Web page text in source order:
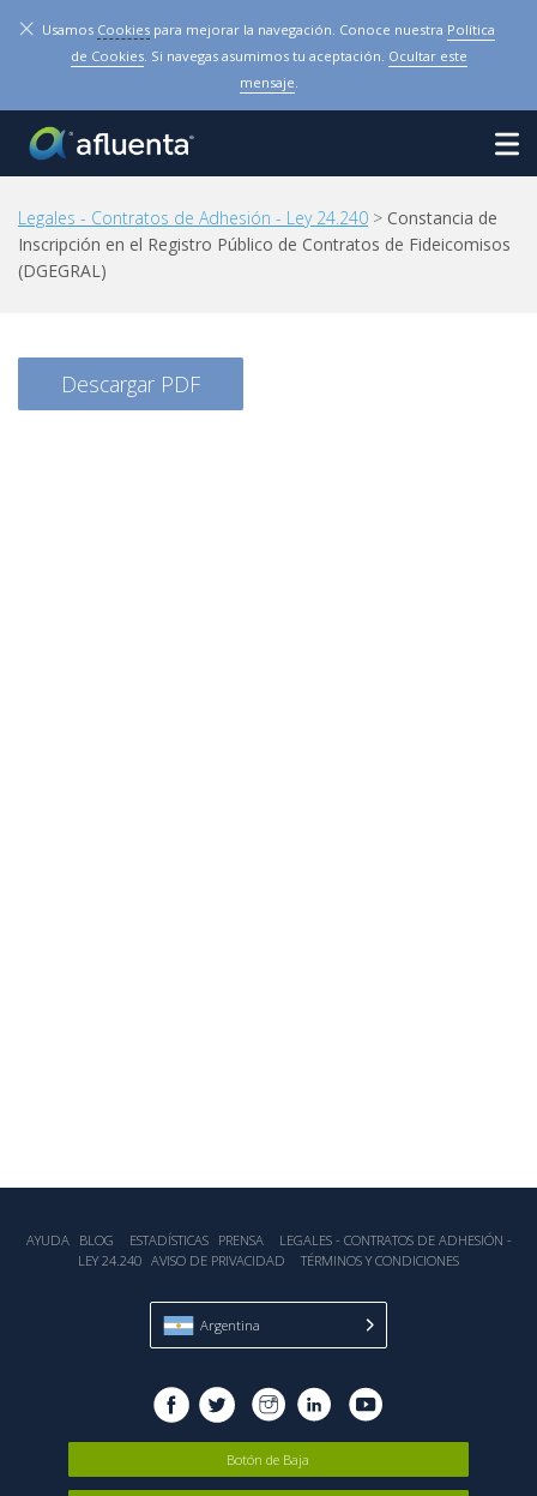
× Usamos Cookies para mejorar la navegación. Conoce nuestra Política
de Cookies. Si navegas asumimos tu aceptación. Ocultar este
mensaje.
Legales - Contratos de Adhesión - Ley 24.240 > Constancia de
Inscripción en el Registro Público de Contratos de Fideicomisos
(DGEGRAL)
Descargar PDF
AYUDA BLOG ESTADÍSTICA‎S PRENSA
LEGALES - CONTRATOS DE ADHESIÓN -
LEY 24.240 AVISO DE PRIVACIDAD TÉRMINOS Y CONDICIONES
Argentina
Botón de Baja